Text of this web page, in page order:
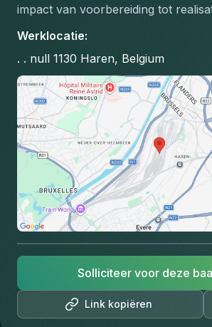
impact van voorbereiding tot
Werklocatie:
. . null 1130 Haren, Belgium
Link kopiëren
Solliciteer voor deze